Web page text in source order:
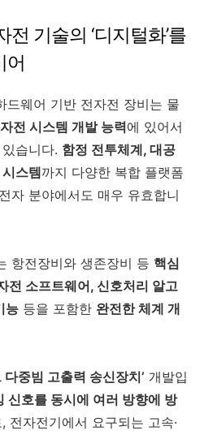
기술의 ‘디지털화’를
어
드웨어 기반 전자전 장비는 물
전 시스템 개발 능력에 있어서
습니다. 함정 전투체계, 대공
스템까지 다양한 복합 플랫폼
자 분야에서도 매우 유효합니
항전장비와 생존장비 등 핵심
전 소프트웨어, 신호처리 알고
능 등을 포함한 완전한 체계 개
다중빔 고출력 송신장치’ 개발입
신호를 동시에 여러 방향에 방
전자전기에서 요구되는 고속·